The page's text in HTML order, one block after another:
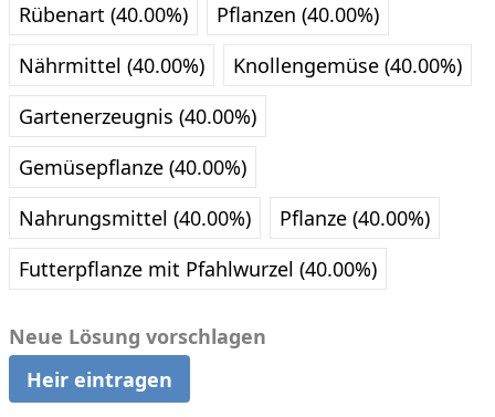
Rübenart (40.00%)
Pflanzen (40.00%)
Nährmittel (40.00%)
Knollengemüse (40.00%)
Gartenerzeugnis (40.00%)
Gemüsepflanze (40.00%)
Nahrungsmittel (40.00%)
Pflanze (40.00%)
Futterpflanze mit Pfahlwurzel (40.00%)
Neue Lösung vorschlagen
Heir eintragen